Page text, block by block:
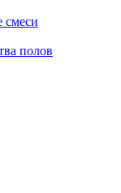
смеси
полов